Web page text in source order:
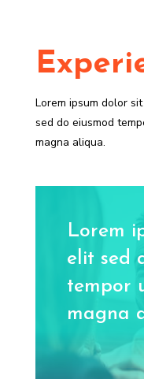
Lorem ipsum dolor
sed do eiusmod
magna aliqua.
Lorem
elit sed
tempor
magna